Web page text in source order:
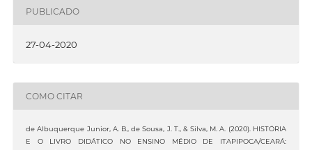
PUBLICADO
27-04-2020
COMO CITAR
de Albuquerque Junior, A. B., de Sousa, J. T., & Silva, M. A. (2020). HISTÓRIA
E O LIVRO DIDÁTICO NO ENSINO MÉDIO DE ITAPIPOCA/CEARÁ: